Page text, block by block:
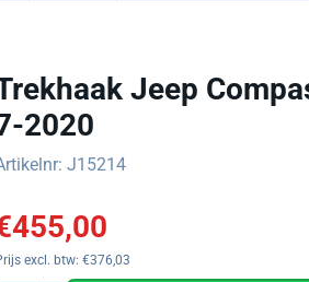
Jeep
2020
J15214
455,00
excl. btw: €376,03